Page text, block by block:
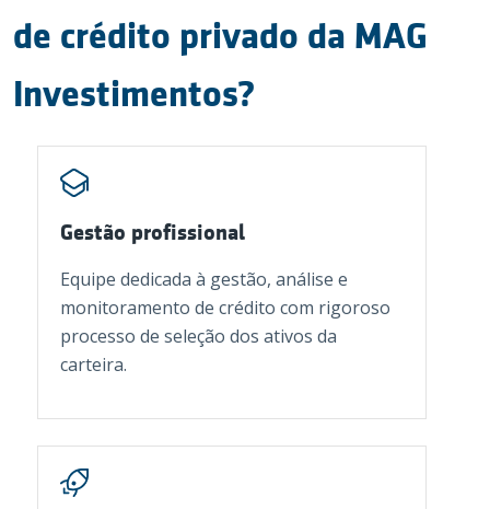
de crédito privado da MAG
Investimentos?
Gestão profissional
Equipe dedicada à gestão, análise e
monitoramento de crédito com rigoroso
processo de seleção dos ativos da
carteira.